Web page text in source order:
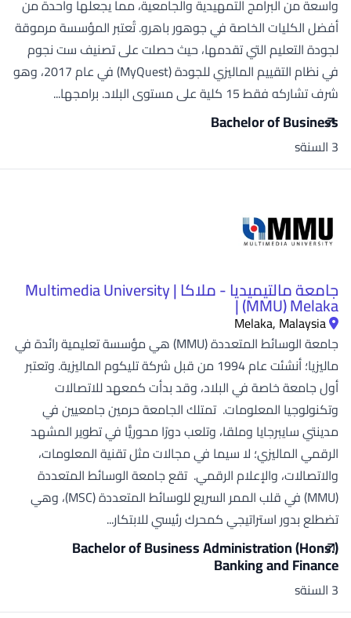
واسعة من البرامج التمهيدية والجامعية، مما يجعلها واحدة من
أفضل الكليات الخاصة في جوهور باهرو. تُعتبر المؤسسة مرموقة
لجودة التعليم التي تقدمها، حيث حصلت على تصنيف ست نجوم
في نظام التقييم الماليزي للجودة (MyQuest) في عام 2017، وهو
شرف تشاركه فقط 15 كلية على مستوى البلاد. برامجها...
Bachelor of Business
3 السنةs
جامعة مالتيميديا - ملاكا | Multimedia University
(MMU) Melaka |
Melaka, Malaysia
جامعة الوسائط المتعددة (MMU) هي مؤسسة تعليمية رائدة في
ماليزيا؛ أنشئت عام 1994 من قبل شركة تليكوم الماليزية. وتعتبر
أول جامعة خاصة في البلاد، وقد بدأت كمعهد للاتصالات
وتكنولوجيا المعلومات. تمتلك الجامعة حرمين جامعيين في
مدينتي سايبرجايا وملقا، وتلعب دورًا محوريًّا في تطوير المشهد
الرقمي الماليزي؛ لا سيما في مجالات مثل تقنية المعلومات،
والاتصالات، والإعلام الرقمي. تقع جامعة الوسائط المتعددة
(MMU) في قلب الممر السريع للوسائط المتعددة (MSC)، وهي
تضطلع بدور استراتيجي كمحرك رئيسي للابتكار...
Bachelor of Business Administration (Hons.)
Banking and Finance
3 السنةs